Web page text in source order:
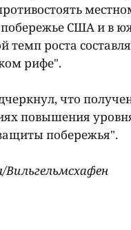
США и в
темп роста
рифе".
что
повышения
побережья".